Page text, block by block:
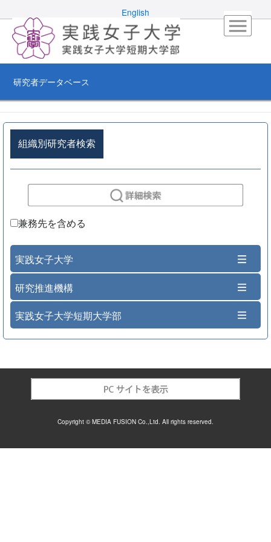
English
研究者データベース
組織別研究者検索
兼務先を含める
実践女子大学
研究推進機構
実践女子大学短期大学部
Copyright © MEDIA FUSION Co.,Ltd. All rights reserved.